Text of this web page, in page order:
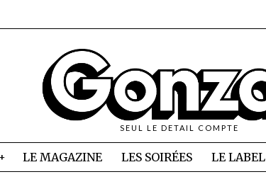
SEUL LE DETAIL COMPTE
LE MAGAZINE LES SOIRÉES LE LABEL